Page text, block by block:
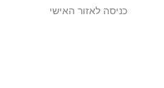
כניסה לאזור האישי